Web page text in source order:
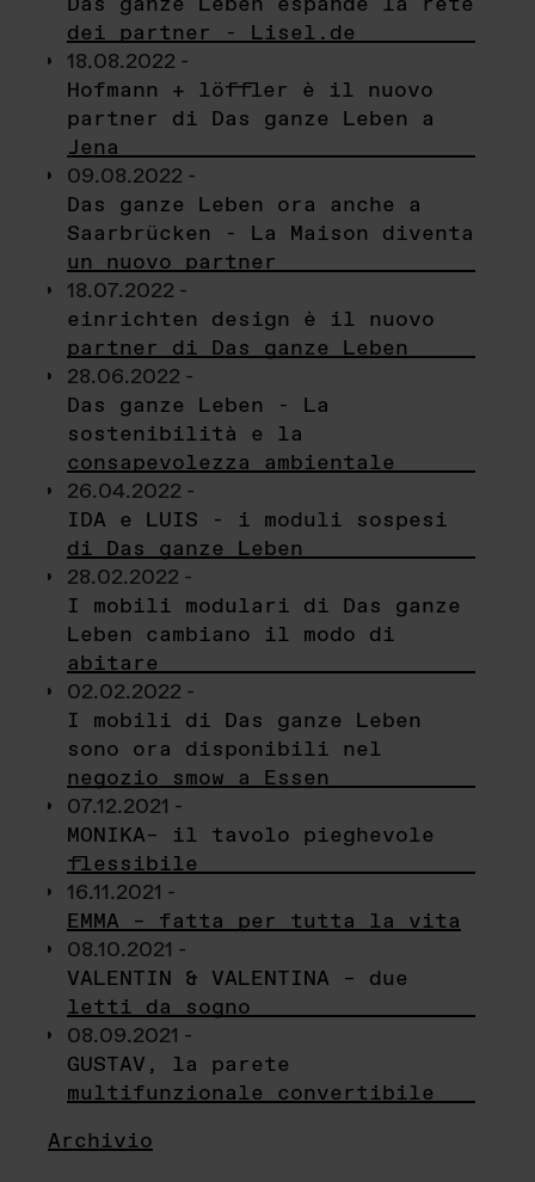
dei partner - Lisel.de
18.08.2022 -
Hofmann + löffler è il nuovo
partner di Das ganze Leben a
Jena
09.08.2022 -
Das ganze Leben ora anche a
Saarbrücken - La Maison diventa
un nuovo partner
18.07.2022 -
einrichten design è il nuovo
partner di Das ganze Leben
28.06.2022 -
Das ganze Leben - La
sostenibilità e la
consapevolezza ambientale
26.04.2022 -
IDA e LUIS - i moduli sospesi
di Das ganze Leben
28.02.2022 -
I mobili modulari di Das ganze
Leben cambiano il modo di
abitare
02.02.2022 -
I mobili di Das ganze Leben
sono ora disponibili nel
negozio smow a Essen
07.12.2021 -
MONIKA– il tavolo pieghevole
flessibile
16.11.2021 -
EMMA – fatta per tutta la vita
08.10.2021 -
VALENTIN & VALENTINA – due
letti da sogno
08.09.2021 -
GUSTAV, la parete
multifunzionale convertibile
Archivio